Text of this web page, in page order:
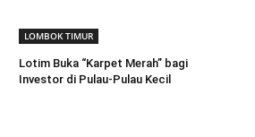
LOMBOK TIMUR
Lotim Buka “Karpet Merah” bagi
Investor di Pulau-Pulau Kecil